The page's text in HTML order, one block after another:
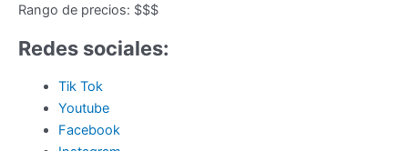
Rango de precios: $$$
Redes sociales:
Tik Tok
Youtube
Facebook